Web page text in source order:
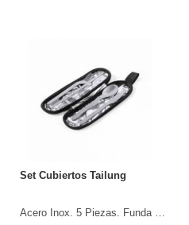
Set Cubiertos Tailung